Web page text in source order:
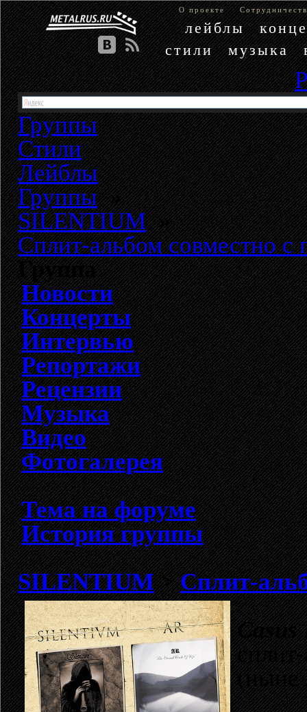
О проекте
лейблы
стили
музыка
Группы
Стили
Лейблы
Группы»
SILENTIUM»
Сплит-альбом совместно с
Группа
Новости
Концерты
Интервью
Репортажи
Рецензии
Музыка
Видео
Фотогалерея
Тема на форуме
История группы
SILENTIUM>Сплит-
(ныне